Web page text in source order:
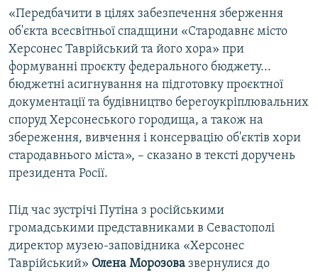
«Передбачити в цілях забезпечення зберження
об'єкта всесвітньої спадщини «Стародавнє місто
Херсонес Таврійський та його хора» при
формуванні проєкту федерального бюджету...
бюджетні асигнування на підготовку проєктної
документації та будівництво берегоукріплювальних
споруд Херсонеського городища, а також на
збереження, вивчення і консервацію об'єктів хори
стародавнього міста», – сказано в тексті доручень
президента Росії.
Під час зустрічі Путіна з російськими
громадськими представниками в Севастополі
директор музею-заповідника «Херсонес
Таврійський» Олена Морозова звернулися до